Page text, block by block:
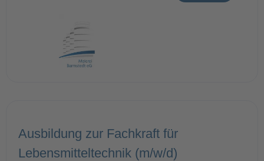
Ausbildung zur Fachkraft für
Lebensmitteltechnik (m/w/d)